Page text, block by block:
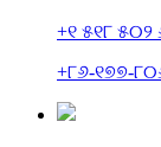
+୧ ୫୧୮
+୮୬-୧୭୭-